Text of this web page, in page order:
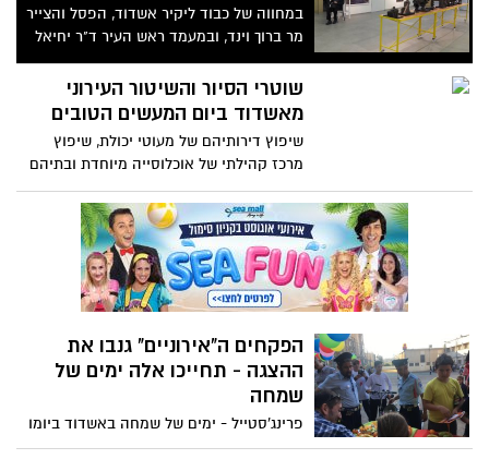
במחווה של כבוד ליקיר אשדוד, הפסל והצייר
מר ברוך וינד, ובמעמד ראש העיר ד"ר יחיאל
לסרי וח"כ אילן גילאון נפתחה הערב תערוכה
של פסלים וציורים מעשי ידיו בבית אריה קלנג
שבגבעת יונה
שוטרי הסיור והשיטור העירוני
מאשדוד ביום המעשים הטובים
שיפוץ דירותיהם של מעוטי יכולת, שיפוץ
מרכז קהילתי של אוכלוסייה מיוחדת ובתיהם
של קשישים, חלוקת סלי מזון לקראת חג
הפסח, שילוב תלמידים בפעילות בטיחות
בדרכים, חלוקת פרחים, ריחניות לרכב
ו"דו"חות חיוביים" לנהגים שגילו אחריות
בנהיגתם הבטוחה והאדיבה, הנם חלק
מהמעשים הטובים אותם עשו היום, יום שלישי
הפקחים ה"אירוניים" גנבו את
ההצגה - תחייכו אלה ימים של
שמחה
פרינג'סטייל - ימים של שמחה באשדוד ביומו
הרביעי עם סדרה של הופעות ברחבי העיר.